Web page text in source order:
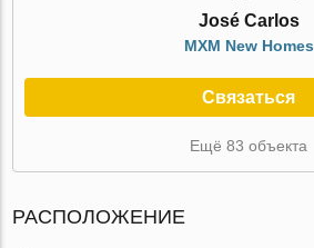
José Carlos
MXM New Homes
Связаться
Ещё 83 объекта
РАСПОЛОЖЕНИЕ